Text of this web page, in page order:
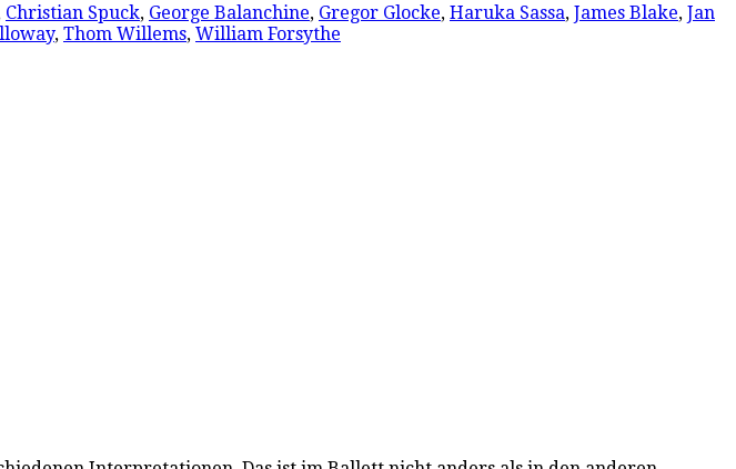
Christian Spuck, George Balanchine, Gregor Glocke, Haruka Sassa, James Blake, Jan
, Thom Willems, William Forsythe